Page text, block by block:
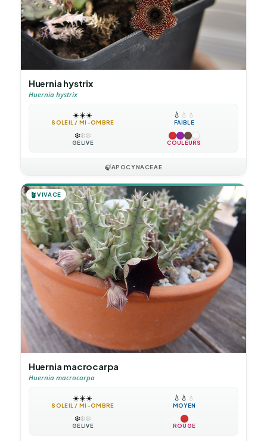
Huernia hystrix
Huernia hystrix
☀️☀️☀️
SOLEIL / MI-OMBRE
💧 💧 💧
FAIBLE
❄️❄️❄️
GÉLIVE COULEURS
🍃APOCYNACEAE
🪴VIVACE
Huernia macrocarpa
Huernia macrocarpa
☀️☀️☀️
SOLEIL / MI-OMBRE
💧 💧 💧
MOYEN
❄️❄️❄️
GÉLIVE ROUGE